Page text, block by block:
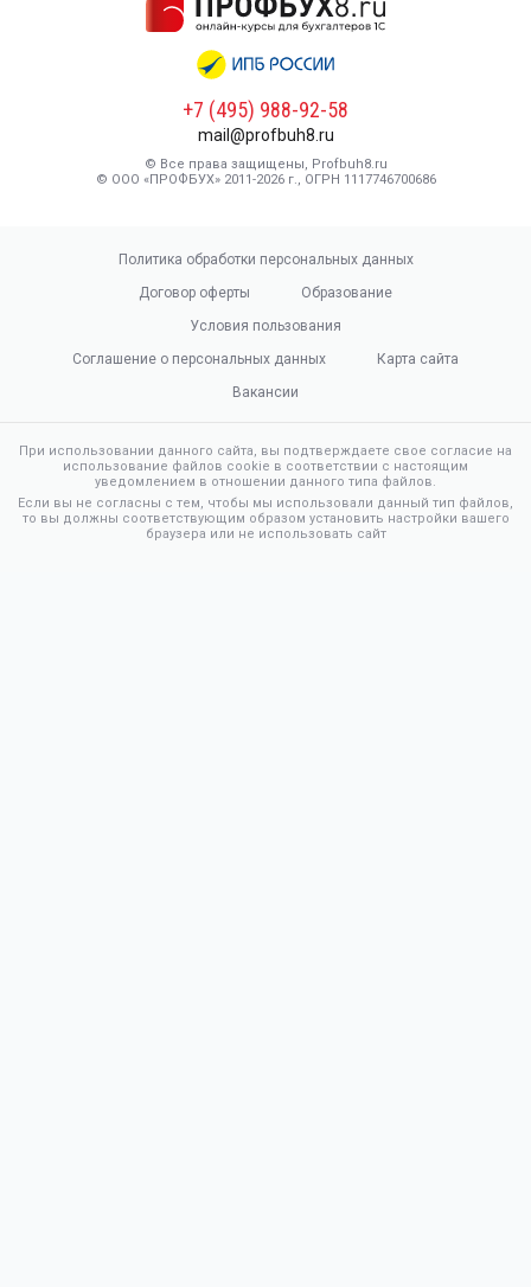
+7 (495) 988-92-58
mail@profbuh8.ru
© Все права защищены, Profbuh8.ru
© ООО «ПРОФБУХ» 2011-2026 г., ОГРН 1117746700686
Политика обработки персональных данных
Договор оферты
Образование
Условия пользования
Соглашение о персональных данных
Карта сайта
Вакансии
При использовании данного сайта, вы подтверждаете свое согласие на
использование файлов cookie в соответствии с настоящим
уведомлением в отношении данного типа файлов.
Если вы не согласны с тем, чтобы мы использовали данный тип файлов,
то вы должны соответствующим образом установить настройки вашего
браузера или не использовать сайт